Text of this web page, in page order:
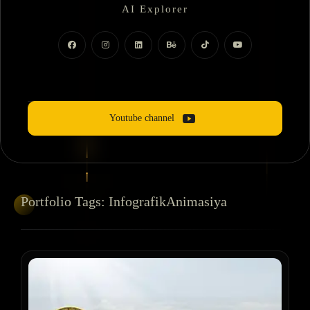
AI Explorer
Motion Dizayner
Youtube channel
Portfolio Tags: InfografikAnimasiya